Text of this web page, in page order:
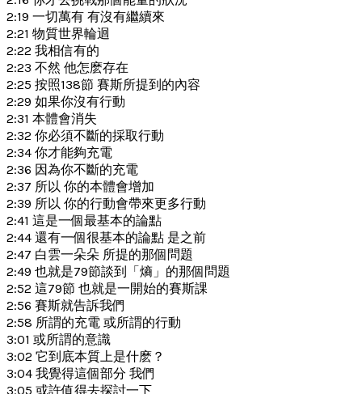
2:19 一切萬有 有沒有繼續來
2:21 物質世界輪迴
2:22 我相信有的
2:23 不然 他怎麽存在
2:25 按照138節 賽斯所提到的內容
2:29 如果你沒有行動
2:31 本體會消失
2:32 你必須不斷的採取行動
2:34 你才能夠充電
2:36 因為你不斷的充電
2:37 所以 你的本體會增加
2:39 所以 你的行動會帶來更多行動
2:41 這是一個最基本的論點
2:44 還有一個很基本的論點 是之前
2:47 白雲一朵朵 所提的那個問題
2:49 也就是79節談到「熵」的那個問題
2:52 這79節 也就是一開始的賽斯課
2:56 賽斯就告訴我們
2:58 所謂的充電 或所謂的行動
3:01 或所謂的意識
3:02 它到底本質上是什麽？
3:04 我覺得這個部分 我們
3:05 或許值得去探討一下